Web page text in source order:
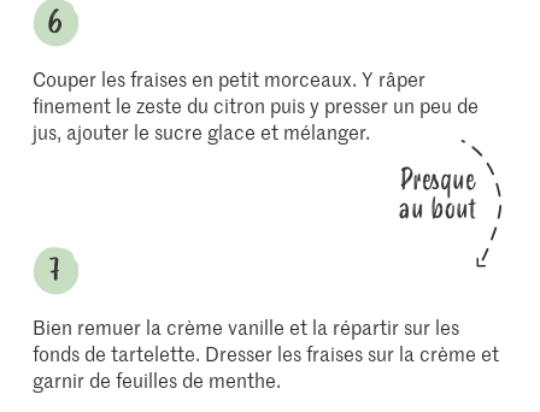
Couper les fraises en petit morceaux. Y râper
finement le zeste du citron puis y presser un peu de
jus, ajouter le sucre glace et mélanger.
Presque
au bout
Bien remuer la crème vanille et la répartir sur les
fonds de tartelette. Dresser les fraises sur la crème et
garnir de feuilles de menthe.